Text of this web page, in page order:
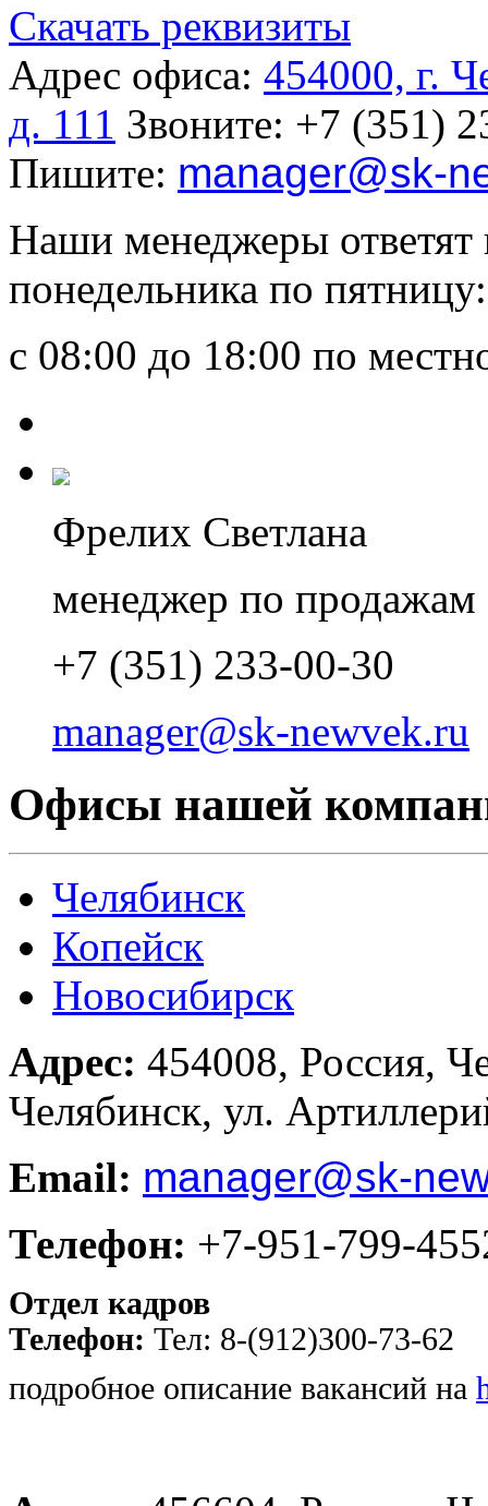
Скачать реквизиты
Адрес офиса: 454000, г.
д. 111 Звоните: +7 (351)
Пишите: manager@sk-
Наши менеджеры
понедельника по пятницу:
с 08:00 до 18:00 по
Фрелих Светлана
менеджер по продажам
+7 (351) 233-00-30
manager@sk-newvek.ru
Офисы нашей
Челябинск
Копейск
Новосибирск
Адрес: 454008, Россия,
Челябинск, ул.
Email: manager@sk-
Телефон: +7-951-799-
Отдел кадров
Телефон: Тел: 8-(912)300-73-62
подробное описание вакансий на